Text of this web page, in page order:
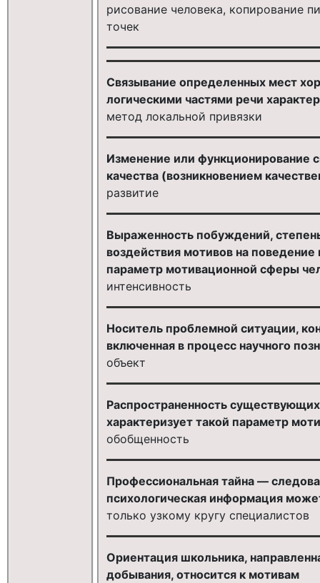
рисование человека, копирование
точек
Связывание определенных мест
логическими частями речи
метод локальной привязки
Изменение или функционирование
качества (возникновением
развитие
Выраженность побуждений,
воздействия мотивов на
параметр мотивационной сферы
интенсивность
Носитель проблемной ситуации,
включенная в процесс научного
объект
Распространенность
характеризует такой параметр
обобщенность
Профессиональная тайна —
психологическая информация
только узкому кругу специалистов
Ориентация школьника,
добывания, относится к мотивам